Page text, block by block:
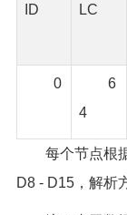
ID
LC
0
6
4
每个节点根
D8 - D15，解析